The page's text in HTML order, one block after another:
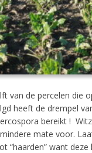
van de percelen die
heeft de drempel
bereikt !
mate voor.
“haarden” want deze